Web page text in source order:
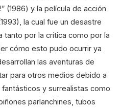
(1986) y la película de acción
la cual fue un desastre
tanto por la crítica como por la
cómo esto pudo ocurrir ya
las aventuras de
para otros medios debido a
y surrealistas como
parlanchines, tubos